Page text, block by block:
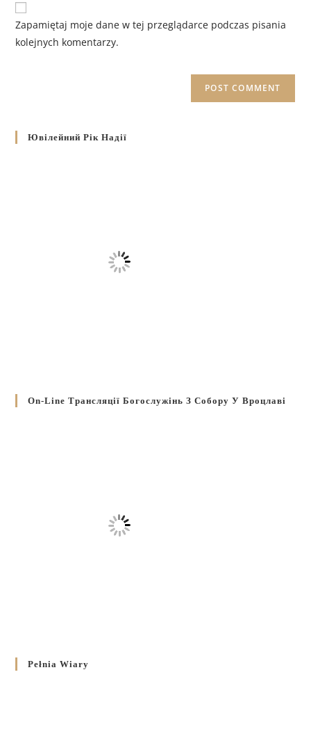
Zapamiętaj moje dane w tej przeglądarce podczas pisania
kolejnych komentarzy.
Ювілейний Рік Надії
On-Line Трансляції Богослужінь З Собору У Вроцлаві
Pełnia Wiary